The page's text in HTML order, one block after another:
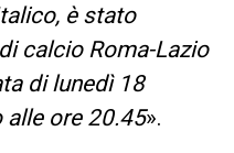
è stato
calcio Roma-Lazio
di lunedì 18
ore 20.45».